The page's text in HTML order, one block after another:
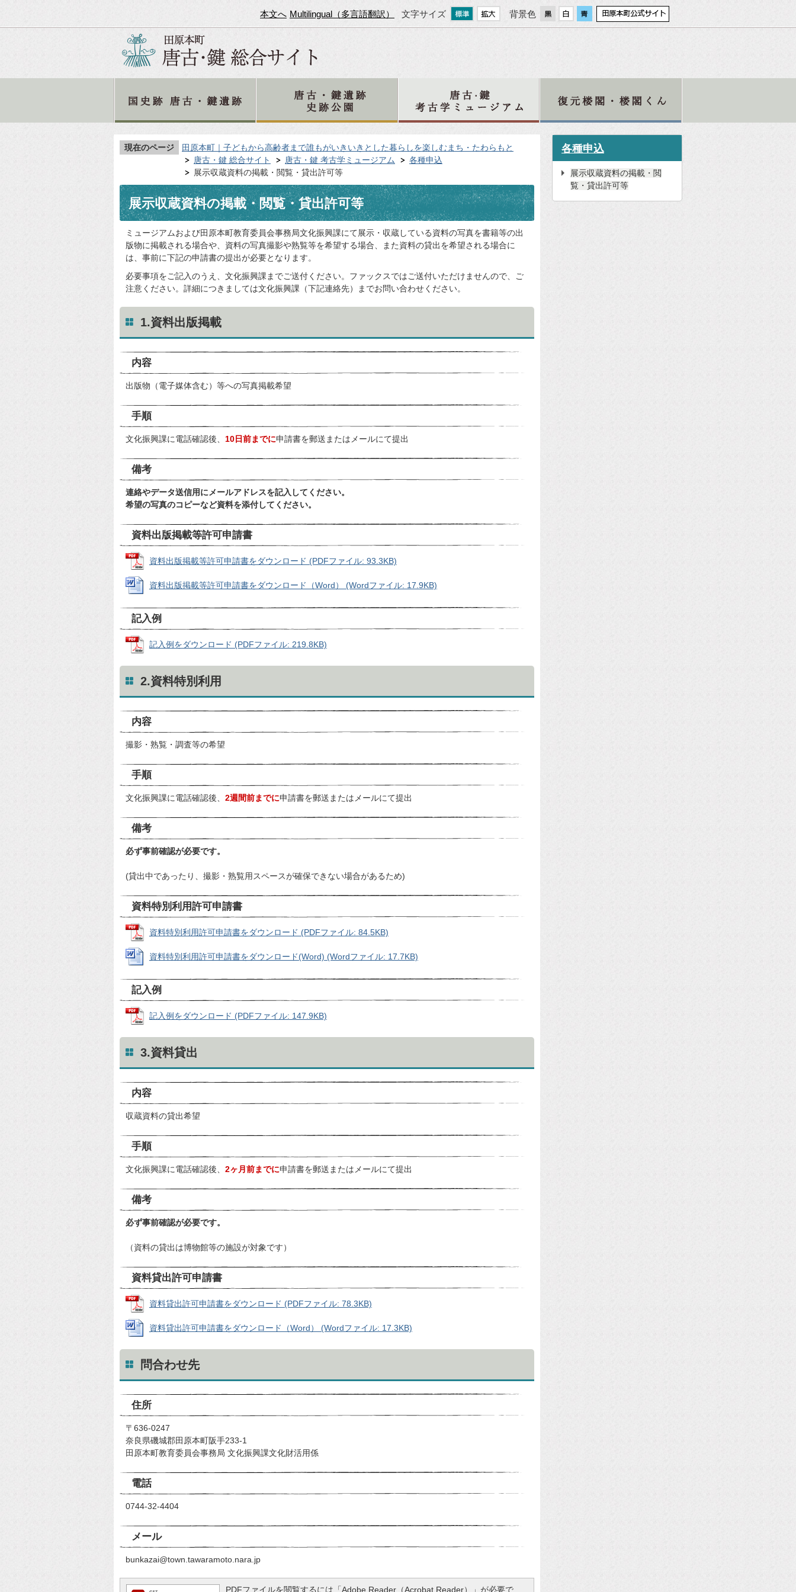
本文へ Multilingual（多言語翻訳） 文字サイズ 背景色
現在のページ
田原本町｜子どもから高齢者まで誰もがいきいきとした暮らしを楽しむまち・たわらもと
唐古・鍵 総合サイト
唐古・鍵 考古学ミュージアム
各種申込
展示収蔵資料の掲載・閲覧・貸出許可等
展示収蔵資料の掲載・閲覧・貸出許可等
ミュージアムおよび田原本町教育委員会事務局文化振興課にて展示・収蔵している資料の写真を書籍等の出
版物に掲載される場合や、資料の写真撮影や熟覧等を希望する場合、また資料の貸出を希望される場合に
は、事前に下記の申請書の提出が必要となります。
必要事項をご記入のうえ、文化振興課までご送付ください。ファックスではご送付いただけませんので、ご
注意ください。詳細につきましては文化振興課（下記連絡先）までお問い合わせください。
1.資料出版掲載
内容
出版物（電子媒体含む）等への写真掲載希望
手順
文化振興課に電話確認後、 10日前までに申請書を郵送またはメールにて提出
備考
連絡やデータ送信用にメールアドレスを記入してください。
希望の写真のコピーなど資料を添付してください。
資料出版掲載等許可申請書
資料出版掲載等許可申請書をダウンロード (PDFファイル: 93.3KB)
資料出版掲載等許可申請書をダウンロード（Word） (Wordファイル: 17.9KB)
記入例
記入例をダウンロード (PDFファイル: 219.8KB)
2.資料特別利用
内容
撮影・熟覧・調査等の希望
手順
文化振興課に電話確認後、 2週間前までに申請書を郵送またはメールにて提出
備考
必ず事前確認が必要です。
(貸出中であったり、撮影・熟覧用スペースが確保できない場合があるため)
資料特別利用許可申請書
資料特別利用許可申請書をダウンロード (PDFファイル: 84.5KB)
資料特別利用許可申請書をダウンロード(Word) (Wordファイル: 17.7KB)
記入例
記入例をダウンロード (PDFファイル: 147.9KB)
3.資料貸出
内容
収蔵資料の貸出希望
手順
文化振興課に電話確認後、 2ヶ月前までに申請書を郵送またはメールにて提出
備考
必ず事前確認が必要です。
（資料の貸出は博物館等の施設が対象です）
資料貸出許可申請書
資料貸出許可申請書をダウンロード (PDFファイル: 78.3KB)
資料貸出許可申請書をダウンロード（Word） (Wordファイル: 17.3KB)
問合わせ先
住所
〒636-0247
奈良県磯城郡田原本町阪手233-1
田原本町教育委員会事務局 文化振興課文化財活用係
電話
0744-32-4404
メール
bunkazai@town.tawaramoto.nara.jp
PDFファイルを閲覧するには「Adobe Reader（Acrobat Reader）」が必要で
各種申込
展示収蔵資料の掲載・閲
覧・貸出許可等